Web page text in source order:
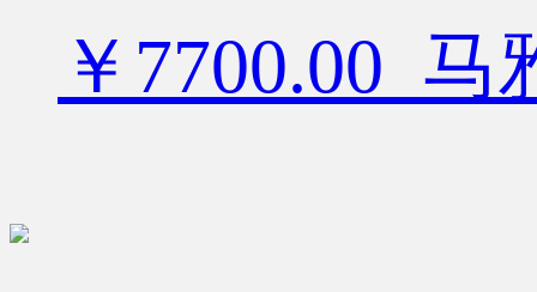
￥7700.00 马